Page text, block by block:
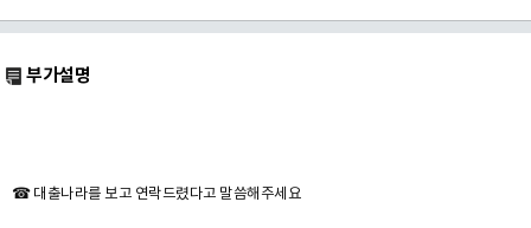
부가설명
☎ 대출나라를 보고 연락드렸다고 말씀해주세요